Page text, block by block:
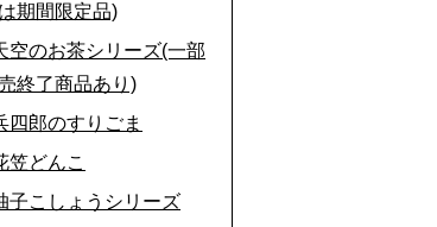
期間限定品)
空のお茶シリーズ(一部
終了商品あり)
四郎のすりごま
笠どんこ
子こしょうシリーズ